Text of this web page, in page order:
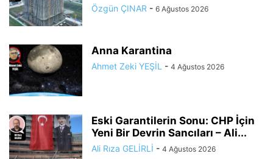
Özgün ÇINAR - 6 Ağustos 2026
Anna Karantina
Ahmet Zeki YEŞİL - 4 Ağustos 2026
Eski Garantilerin Sonu: CHP İçin
Yeni Bir Devrin Sancıları – Ali...
Ali Rıza GELİRLİ - 4 Ağustos 2026